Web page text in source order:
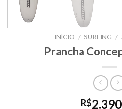
INÍCIO / SURFING /
Prancha
R$